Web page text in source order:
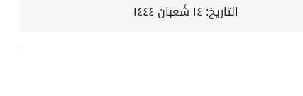
التاريخ: ١٤ شَعبان ١٤٤٤